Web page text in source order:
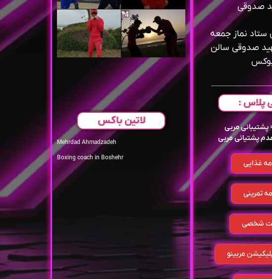
صدوقی
ستاد نماز جمعه
صدوقی سالن
پلاس :
پشتیبانی مربی
پشتیانی مربی
غذایی
تمرینی
شخصی
مربینو
لاتین باکس
Mehrdad Ahmadzadeh
Boxing coach in Boshehr